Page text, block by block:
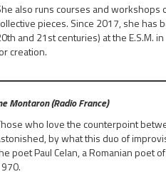
also runs courses and
pieces. Since 2017, she has
and 21st centuries) at the E.S.M.
creation.
Montaron (Radio France)
who love the counterpoint
by what this duo of
poet Paul Celan, a Romanian poet